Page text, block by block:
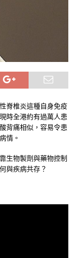
脊椎炎這種自身免疫
時全港約有過萬人患
背痛相似，容易令患
情。
生物製劑與藥物控制
與疾病共存？